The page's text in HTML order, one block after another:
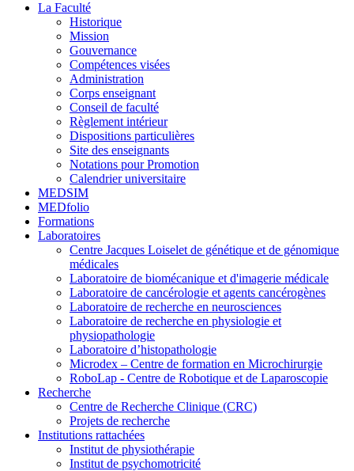
La Faculté
Historique
Mission
Gouvernance
Compétences visées
Administration
Corps enseignant
Conseil de faculté
Règlement intérieur
Dispositions particulières
Site des enseignants
Notations pour Promotion
Calendrier universitaire
MEDSIM
MEDfolio
Formations
Laboratoires
Centre Jacques Loiselet de génétique et de génomique
médicales
Laboratoire de biomécanique et d'imagerie médicale
Laboratoire de cancérologie et agents cancérogènes
Laboratoire de recherche en neurosciences
Laboratoire de recherche en physiologie et
physiopathologie
Laboratoire d’histopathologie
Microdex – Centre de formation en Microchirurgie
RoboLap - Centre de Robotique et de Laparoscopie
Recherche
Centre de Recherche Clinique (CRC)
Projets de recherche
Institutions rattachées
Institut de physiothérapie
Institut de psychomotricité